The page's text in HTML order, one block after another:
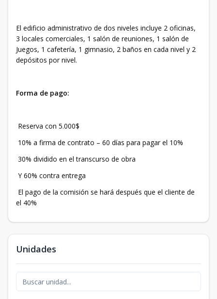
El edificio administrativo de dos niveles incluye 2 oficinas,
3 locales comerciales, 1 salón de reuniones, 1 salón de
Juegos, 1 cafetería, 1 gimnasio, 2 baños en cada nivel y 2
depósitos por nivel.
Forma de pago:
Reserva con 5.000$
10% a firma de contrato – 60 días para pagar el 10%
30% dividido en el transcurso de obra
Y 60% contra entrega
El pago de la comisión se hará después que el cliente de
el 40%
Unidades